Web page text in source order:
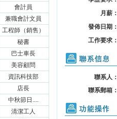
月薪：
發佈日期：
工作要求：
聯系信息
聯系人：
聯系郵箱：
功能操作
會計員
兼職會計文員
工程師（銷售）
秘書
巴士車長
美容顧問
資訊科技部
店長
中秋節日....
清潔工人